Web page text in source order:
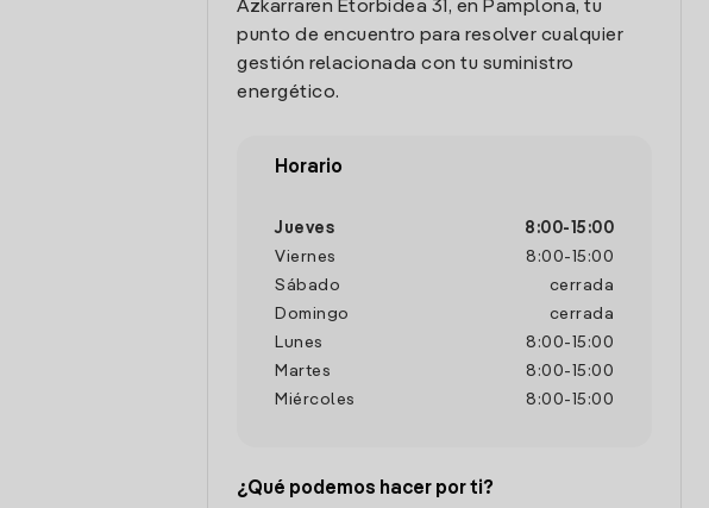
Azkarraren Etorbidea 31, en Pamplona, tu
punto de encuentro para resolver cualquier
gestión relacionada con tu suministro
energético.
Horario
Jueves 8:00- 15:00
Viernes
8:00- 15:00
Sábado
cerrada
Domingo
cerrada
Lunes
8:00- 15:00
Martes
8:00- 15:00
Miércoles
8:00- 15:00
¿Qué podemos hacer por ti?